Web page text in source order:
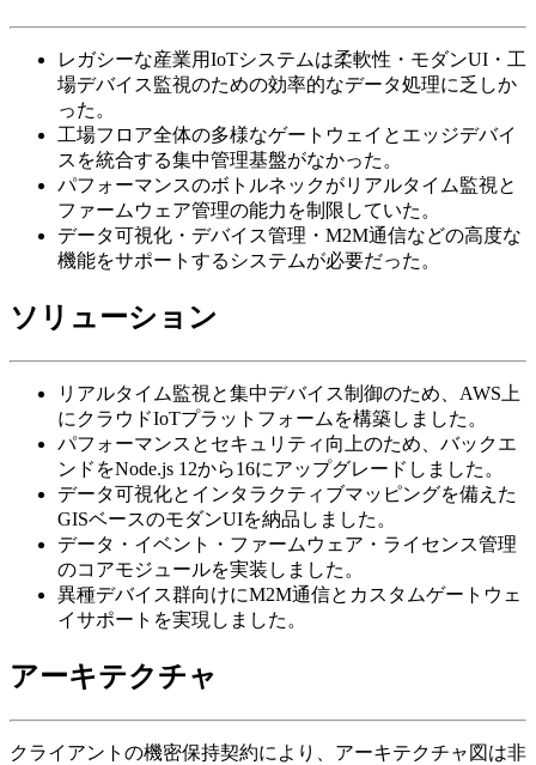
レガシーな産業用IoTシステムは柔軟性・モダンUI・工
場デバイス監視のための効率的なデータ処理に乏しか
った。
工場フロア全体の多様なゲートウェイとエッジデバイ
スを統合する集中管理基盤がなかった。
パフォーマンスのボトルネックがリアルタイム監視と
ファームウェア管理の能力を制限していた。
データ可視化・デバイス管理・M2M通信などの高度な
機能をサポートするシステムが必要だった。
ソリューション
リアルタイム監視と集中デバイス制御のため、AWS上
にクラウドIoTプラットフォームを構築しました。
パフォーマンスとセキュリティ向上のため、バックエ
ンドをNode.js 12から16にアップグレードしました。
データ可視化とインタラクティブマッピングを備えた
GISベースのモダンUIを納品しました。
データ・イベント・ファームウェア・ライセンス管理
のコアモジュールを実装しました。
異種デバイス群向けにM2M通信とカスタムゲートウェ
イサポートを実現しました。
アーキテクチャ
クライアントの機密保持契約により、アーキテクチャ図は非